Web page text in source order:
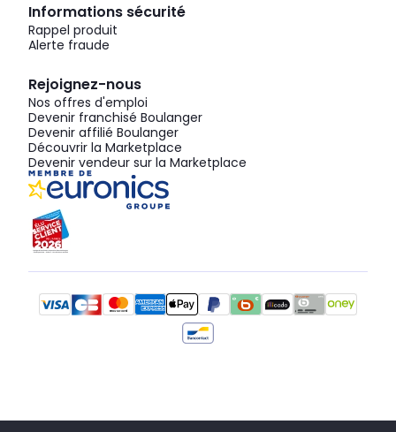
Informations sécurité
Rappel produit
Alerte fraude
Rejoignez-nous
Nos offres d'emploi
Devenir franchisé Boulanger
Devenir affilié Boulanger
Découvrir la Marketplace
Devenir vendeur sur la Marketplace